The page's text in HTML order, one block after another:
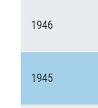
1946
1945